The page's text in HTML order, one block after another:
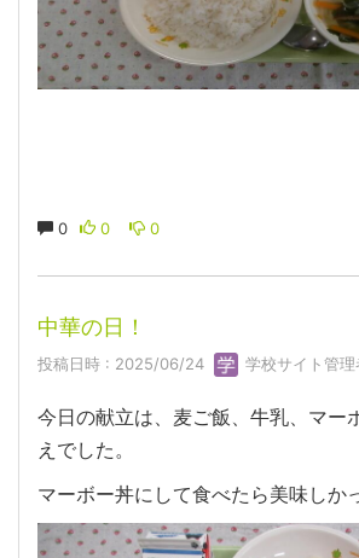
0 0 0
中華の日！
投稿日時 : 2025/06/24 学校サイト管理
今日の献立は、麦ご飯、牛乳、マー
えでした。
マーボー丼にして食べたら美味しか